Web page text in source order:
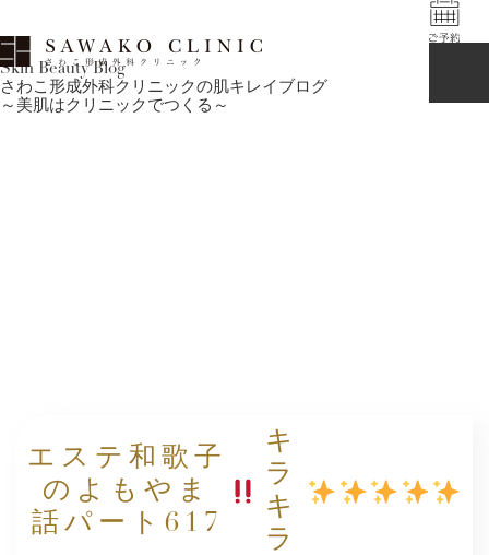
Skin Beauty Blog
さわこ形成外科クリニックの肌キレイブログ
～美肌はクリニックでつくる～
エステ和歌子
のよもやま
話パート617
キ
ラ
キ
ラ